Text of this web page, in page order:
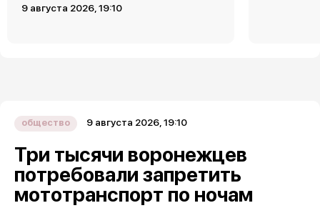
9 августа 2026, 19:10
общество 9 августа 2026, 19:10
Три тысячи воронежцев
потребовали запретить
мототранспорт по ночам